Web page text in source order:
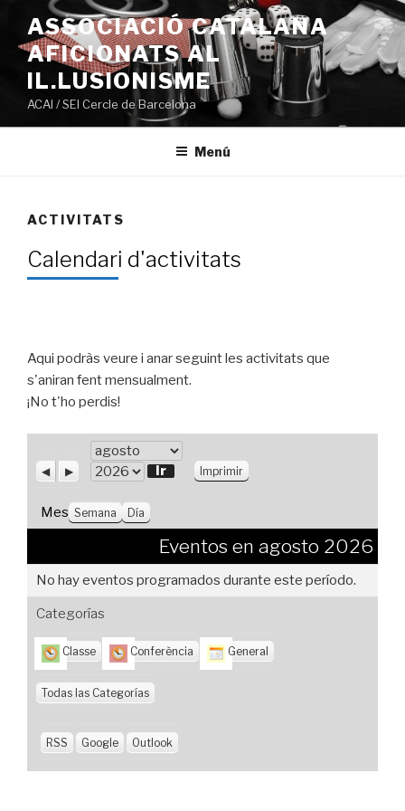
contenido
ASSOCIACIÓ CATALANA
AFICIONATS AL
IL.LUSIONISME
ACAI / SEI Cercle de Barcelona
Menú
ACTIVITATS
Calendari d'activitats
Aqui podràs veure i anar seguint les activitats que
s'aniran fent mensualment.
¡No t'ho perdis!
A
n
e
r
o
r
S
i
g
u
i
n
t
e
M
eA
o
Imprimir V
i
a
s
Mes Semana Día
Eventos en agosto 2026
No hay eventos programados durante este período.
Categorías
Classe Conferència General
Todas las Categorías
RSS Google Outlook